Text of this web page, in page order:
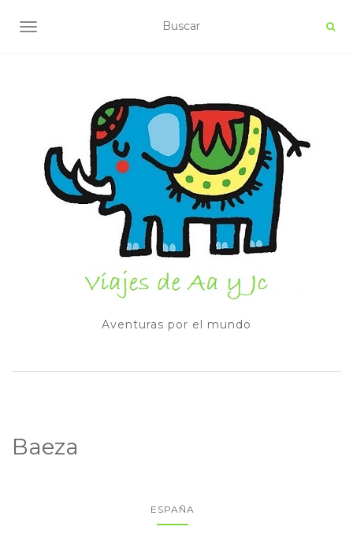
ALTERNAR NAVEGACIÓN
Aventuras por el mundo
Baeza
ESPAÑA